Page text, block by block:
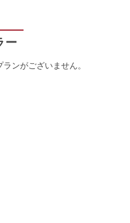
ー
ンがございません。